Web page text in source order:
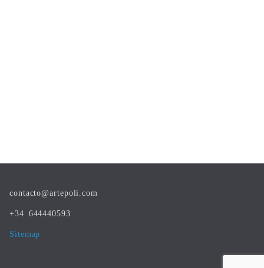
contacto@artepoli.com
+34 644440593
Sitemap